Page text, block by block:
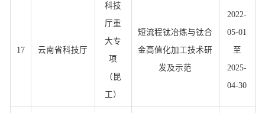
17 云南省科技厅
科技
厅重
大专
项
（昆
工）
短流程钛冶炼与钛合
金高值化加工技术研
发及示范
2022-
05-01
至
2025-
04-30